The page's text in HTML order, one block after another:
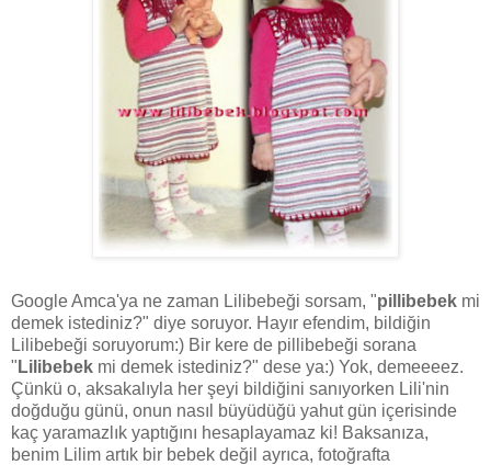
Google Amca'ya ne zaman Lilibebeği sorsam, "pillibebek mi
demek istediniz?" diye soruyor. Hayır efendim, bildiğin
Lilibebeği soruyorum:) Bir kere de pillibebeği sorana
" Lilibebek mi demek istediniz?" dese ya:) Yok, demeeeez.
Çünkü o, aksakalıyla her şeyi bildiğini sanıyorken Lili'nin
doğduğu günü, onun nasıl büyüdüğü yahut gün içerisinde
kaç yaramazlık yaptığını hesaplayamaz ki! Baksanıza,
benim Lilim artık bir bebek değil ayrıca, fotoğrafta